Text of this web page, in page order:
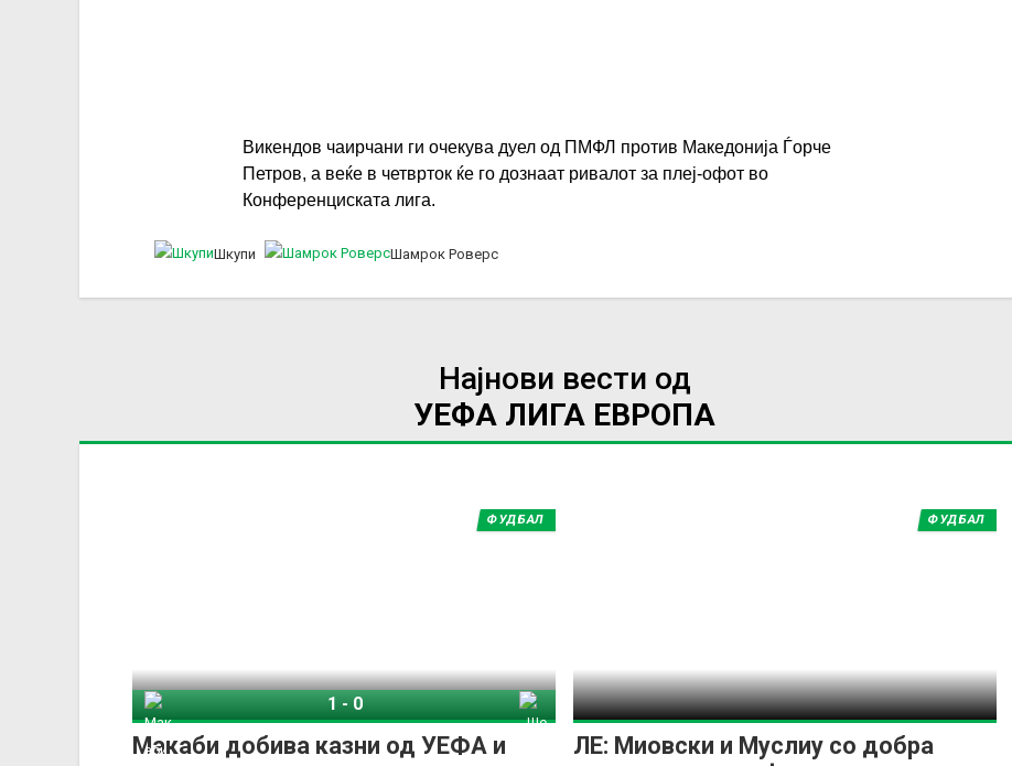
Викендов чаирчани ги очекува дуел од ПМФЛ против Македонија Ѓорче
Петров, а веќе в четврток ќе го дознаат ривалот за плеј-офот во
Конференциската лига.
Шкупи Шамрок Роверс
Најнови вести од
УЕФА ЛИГА ЕВРОПА
Макаби добива казни од УЕФА и
ФУДБАЛ
1-0
ЛЕ: Миовски и Муслиу со добра
ФУДБАЛ